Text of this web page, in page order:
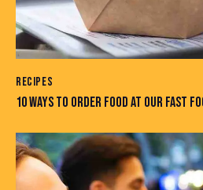
RECIPES
10 WAYS TO ORDER FOOD AT OUR FAST